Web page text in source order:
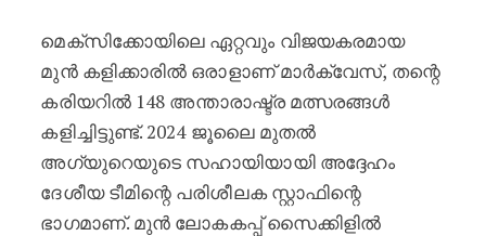
മെക്സിക്കോയിലെ ഏറ്റവും വിജയകരമായ
മുൻ കളിക്കാരിൽ ഒരാളാണ് മാർക്വേസ്, തന്റെ
കരിയറിൽ 148 അന്താരാഷ്ട്ര മത്സരങ്ങൾ
കളിച്ചിട്ടുണ്ട്. 2024 ജൂലൈ മുതൽ
അഗ്യുറെയുടെ സഹായിയായി അദ്ദേഹം
ദേശീയ ടീമിന്റെ പരിശീലക സ്റ്റാഫിന്റെ
ഭാഗമാണ്. മുൻ ലോകകപ്പ് സൈക്കിളിൽ